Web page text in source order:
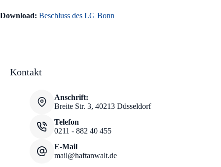
Download: Beschluss des LG Bonn
Kontakt
Anschrift:
Breite Str. 3, 40213 Düsseldorf
Telefon
0211 - 882 40 455
E-Mail
mail@haftanwalt.de